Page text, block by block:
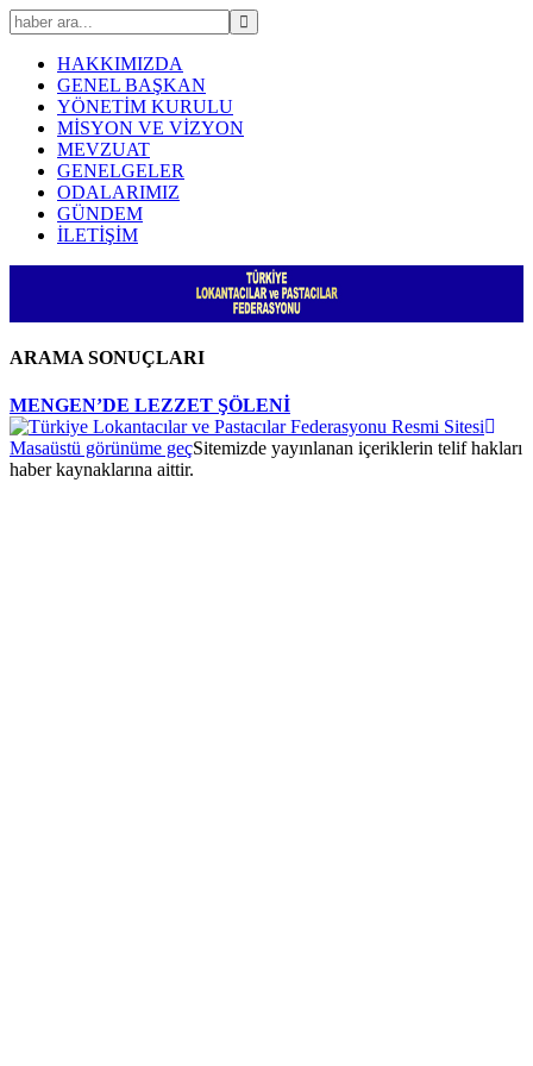
HAKKIMIZDA
GENEL BAŞKAN
YÖNETİM KURULU
MİSYON VE VİZYON
MEVZUAT
GENELGELER
ODALARIMIZ
GÜNDEM
İLETİŞİM
ARAMA SONUÇLARI
MENGEN’DE LEZZET ŞÖLENİ
Masaüstü görünüme geçSitemizde yayınlanan içeriklerin telif hakları
haber kaynaklarına aittir.